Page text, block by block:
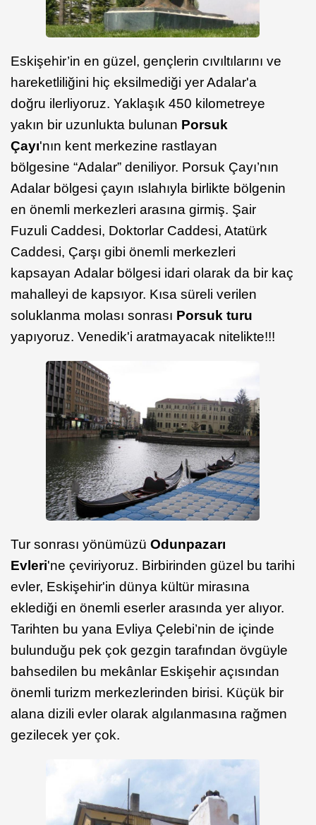
Eskişehir’in en güzel, gençlerin cıvıltılarını ve
hareketliliğini hiç eksilmediği yer Adalar'a
doğru ilerliyoruz. Yaklaşık 450 kilometreye
yakın bir uzunlukta bulunan Porsuk
Çayı'nın kent merkezine rastlayan
bölgesine “Adalar” deniliyor. Porsuk Çayı’nın
Adalar bölgesi çayın ıslahıyla birlikte bölgenin
en önemli merkezleri arasına girmiş. Şair
Fuzuli Caddesi, Doktorlar Caddesi, Atatürk
Caddesi, Çarşı gibi önemli merkezleri
kapsayan Adalar bölgesi idari olarak da bir kaç
mahalleyi de kapsıyor. Kısa süreli verilen
soluklanma molası sonrası Porsuk turu
yapıyoruz. Venedik'i aratmayacak nitelikte!!!
Tur sonrası yönümüzü Odunpazarı
Evleri'ne çeviriyoruz. Birbirinden güzel bu tarihi
evler, Eskişehir'in dünya kültür mirasına
eklediği en önemli eserler arasında yer alıyor.
Tarihten bu yana Evliya Çelebi’nin de içinde
bulunduğu pek çok gezgin tarafından övgüyle
bahsedilen bu mekânlar Eskişehir açısından
önemli turizm merkezlerinden birisi. Küçük bir
alana dizili evler olarak algılanmasına rağmen
gezilecek yer çok.